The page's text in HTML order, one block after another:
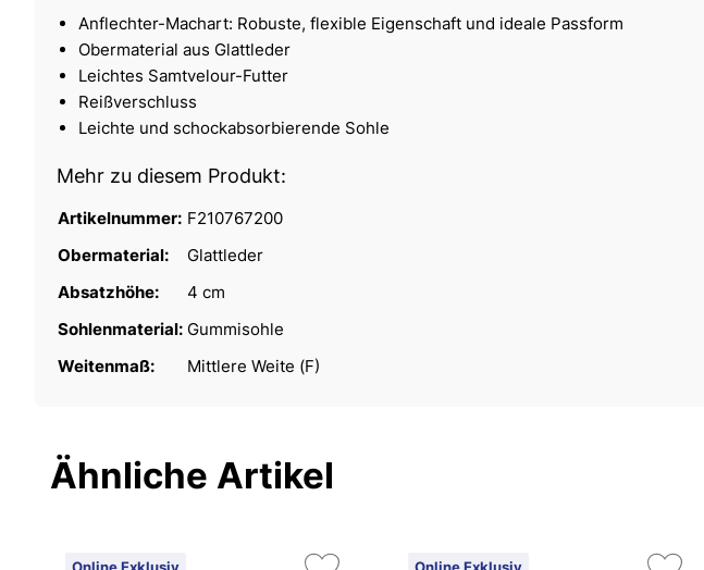
Anflechter-Machart: Robuste, flexible Eigenschaft und ideale Passform
Obermaterial aus Glattleder
Leichtes Samtvelour-Futter
Reißverschluss
Leichte und schockabsorbierende Sohle
Mehr zu diesem Produkt:
Artikelnummer: F210767200
Obermaterial:
Glattleder
Absatzhöhe:
4 cm
Sohlenmaterial: Gummisohle
Weitenmaß:
Mittlere Weite (F)
Ähnliche Artikel